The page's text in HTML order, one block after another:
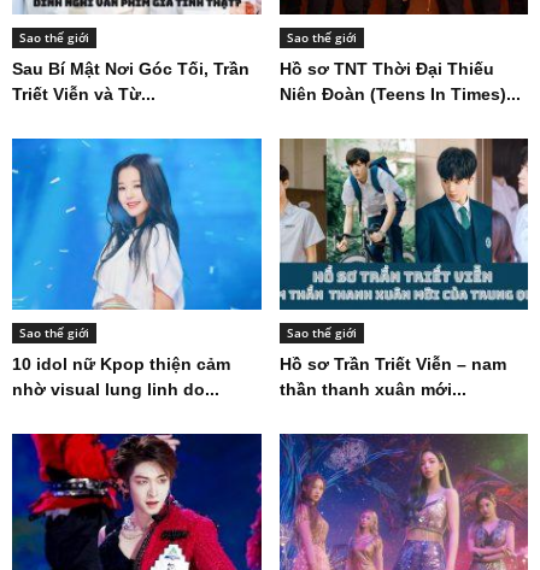
Sao thế giới
Sau Bí Mật Nơi Góc Tối, Trần
Triết Viễn và Từ...
Sao thế giới
Hồ sơ TNT Thời Đại Thiếu
Niên Đoàn (Teens In Times)...
Sao thế giới
10 idol nữ Kpop thiện cảm
nhờ visual lung linh do...
Sao thế giới
Hồ sơ Trần Triết Viễn – nam
thần thanh xuân mới...